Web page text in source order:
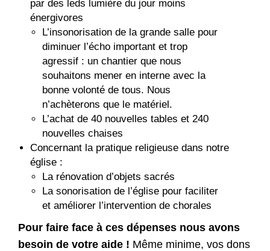
par des leds lumière du jour moins
énergivores
L’insonorisation de la grande salle pour
diminuer l’écho important et trop
agressif : un chantier que nous
souhaitons mener en interne avec la
bonne volonté de tous. Nous
n’achèterons que le matériel.
L’achat de 40 nouvelles tables et 240
nouvelles chaises
Concernant la pratique religieuse dans notre
église :
La rénovation d’objets sacrés
La sonorisation de l’église pour faciliter
et améliorer l’intervention de chorales
Pour faire face à ces dépenses nous avons
besoin de votre aide ! Même minime, vos dons